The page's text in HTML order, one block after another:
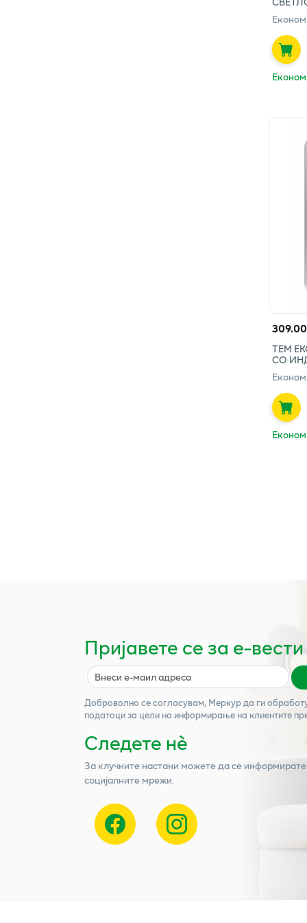
ТЕМ
СО
Пријавете се за е-вести
Доброволно се согласувам, Меркурда ги
податоци за цели на информирање на клиентите
Следете нѐ
За клучните настани можете да се
социјалните мрежи.